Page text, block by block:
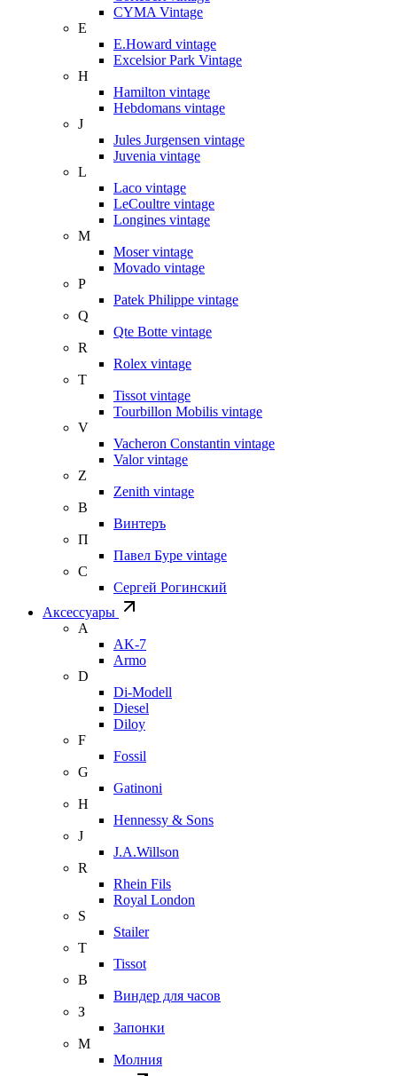
CYMA Vintage
E
E.Howard vintage
Excelsior Park Vintage
H
Hamilton vintage
Hebdomans vintage
J
Jules Jurgensen vintage
Juvenia vintage
L
Laco vintage
LeCoultre vintage
Longines vintage
M
Moser vintage
Movado vintage
P
Patek Philippe vintage
Q
Qte Botte vintage
R
Rolex vintage
T
Tissot vintage
Tourbillon Mobilis vintage
V
Vacheron Constantin vintage
Valor vintage
Z
Zenith vintage
В
Винтеръ
П
Павел Буре vintage
С
Сергей Рогинский
Аксессуары
A
AK-7
Armo
D
Di-Modell
Diesel
Diloy
F
Fossil
G
Gatinoni
H
Hennessy & Sons
J
J.A.Willson
R
Rhein Fils
Royal London
S
Stailer
T
Tissot
В
Виндер для часов
З
Запонки
М
Молния